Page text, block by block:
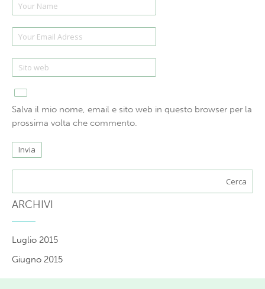
Salva il mio nome, email e sito web in questo browser per la
prossima volta che commento.
ARCHIVI
Luglio 2015
Giugno 2015